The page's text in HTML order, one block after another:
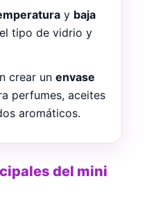
y baja
tipo de vidrio y
crear un envase
perfumes, aceites
aromáticos.
del mini